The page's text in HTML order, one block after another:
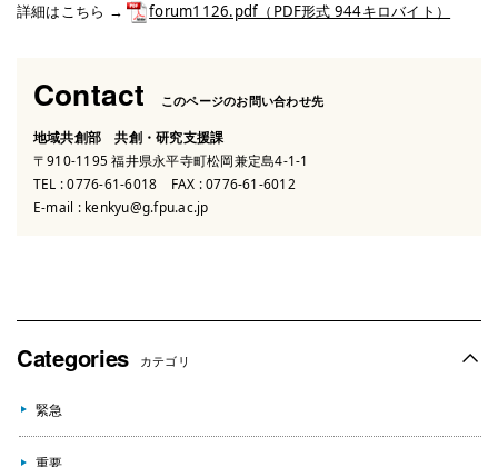
詳細はこちら →
forum1126.pdf（PDF形式 944キロバイト）
Contact このページのお問い合わせ先
地域共創部 共創・研究支援課
〒910-1195 福井県永平寺町松岡兼定島4-1-1
TEL :0776-61-6018 FAX : 0776-61-6012
E-mail : kenkyu@g.fpu.ac.jp
Categories カテゴリ
緊急
重要